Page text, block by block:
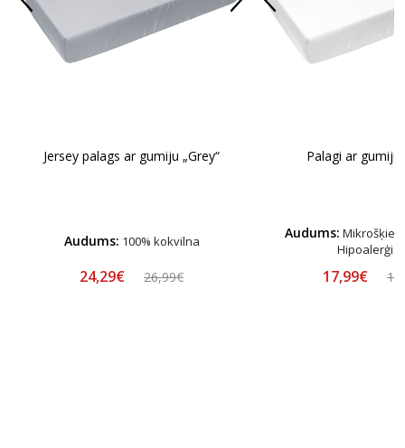
Jersey palags ar gumiju „Grey“
Audums: 100% kokvilna
24,29€ 26,99€
Palagi ar gumiju
Audums:
17,99€